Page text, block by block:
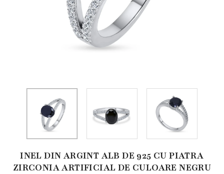
INEL DIN ARGINT ALB DE 925 CU PIATRA
ZIRCONIA ARTIFICIAL DE CULOARE NEGRU